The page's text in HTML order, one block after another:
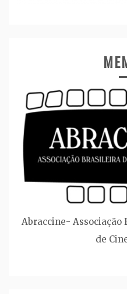
Abraccine- Associação
de